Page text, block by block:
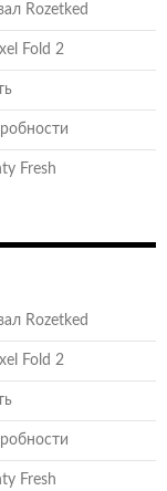
Rozetked
Fold 2
Fresh
Rozetked
Fold 2
Fresh